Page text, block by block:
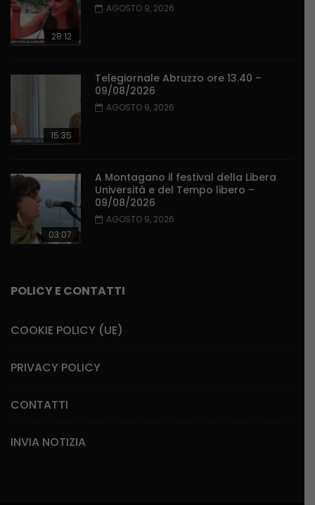
28:12
AGOSTO 9, 2026
15:35
Telegiornale Abruzzo ore 13.40 –
09/08/2026
AGOSTO 9, 2026
03:07
A Montagano il festival della Libera
Università e del Tempo libero –
09/08/2026
AGOSTO 9, 2026
POLICY E CONTATTI
COOKIE POLICY (UE)
PRIVACY POLICY
CONTATTI
INVIA NOTIZIA